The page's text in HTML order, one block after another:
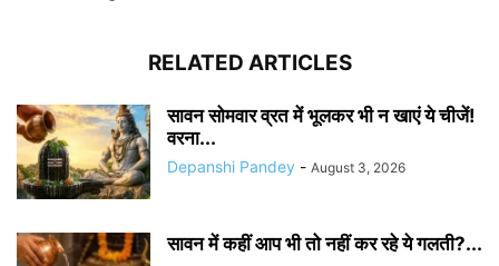
RELATED ARTICLES
सावन सोमवार व्रत में भूलकर भी न खाएं ये चीजें!
वरना...
Depanshi Pandey - August 3, 2026
सावन में कहीं आप भी तो नहीं कर रहे ये गलती?...